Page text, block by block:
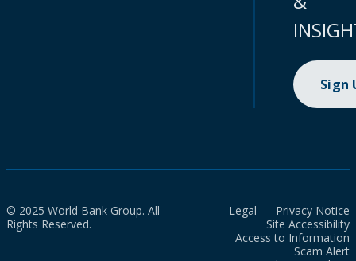
Sign
© 2025 World Bank Group. All
Rights Reserved.
Legal
Privacy Notice
Site Accessibility
Access to Information
Scam Alert